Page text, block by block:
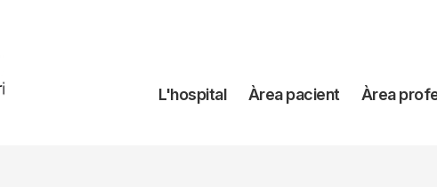
Navegación
L'hospital Àrea pacient Àrea